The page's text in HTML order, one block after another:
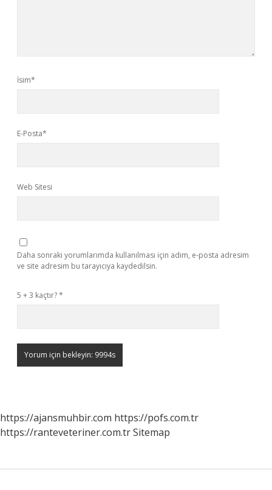
İsim*
E-Posta*
Web Sitesi
Daha sonraki yorumlarımda kullanılması için adım, e-posta adresim
ve site adresim bu tarayıcıya kaydedilsin.
5 + 3 kaçtır?*
https://ajansmuhbir.com https://pofs.com.tr
https://ranteveteriner.com.trSitemap